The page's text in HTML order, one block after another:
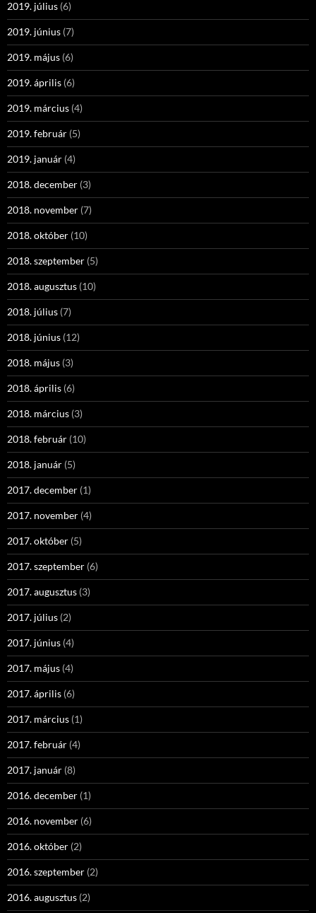
2019. július (6)
2019. június (7)
2019. május (6)
2019. április (6)
2019. március (4)
2019. február (5)
2019. január (4)
2018. december (3)
2018. november (7)
2018. október (10)
2018. szeptember (5)
2018. augusztus (10)
2018. július (7)
2018. június (12)
2018. május (3)
2018. április (6)
2018. március (3)
2018. február (10)
2018. január (5)
2017. december (1)
2017. november (4)
2017. október (5)
2017. szeptember (6)
2017. augusztus (3)
2017. július (2)
2017. június (4)
2017. május (4)
2017. április (6)
2017. március (1)
2017. február (4)
2017. január (8)
2016. december (1)
2016. november (6)
2016. október (2)
2016. szeptember (2)
2016. augusztus (2)